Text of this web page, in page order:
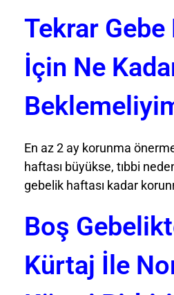
Tekrar
İçin Ne
En az 2 ay korunma
haftası büyükse, tıbbi
gebelik haftası kadar
Boş
Kürtaj İle